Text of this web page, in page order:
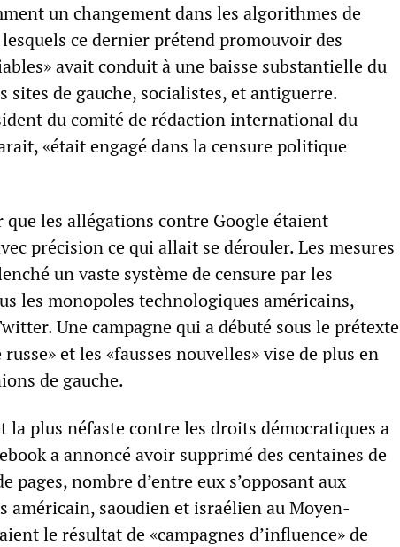
un changement dans les algorithmes de
ce dernier prétend promouvoir des
avait conduit à une baisse substantielle du
sites de gauche, socialistes, et antiguerre.
du comité de rédaction international du
«était engagé dans la censure politique
les allégations contre Google étaient
précision ce qui allait se dérouler. Les mesures
un vaste système de censure par les
les monopoles technologiques américains,
Une campagne qui a débuté sous le prétexte
et les «fausses nouvelles» vise de plus en
de gauche.
la plus néfaste contre les droits démocratiques a
a annoncé avoir supprimé des centaines de
pages, nombre d’entre eux s’opposant aux
américain, saoudien et israélien au Moyen-
le résultat de «campagnes d’influence» de